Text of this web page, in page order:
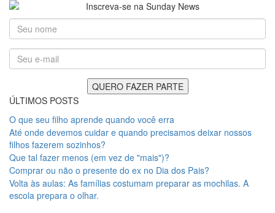
ÚLTIMOS POSTS
O que seu filho aprende quando você erra
Até onde devemos cuidar e quando precisamos deixar nossos
filhos fazerem sozinhos?
Que tal fazer menos (em vez de "mais")?
Comprar ou não o presente do ex no Dia dos Pais?
Volta às aulas: As famílias costumam preparar as mochilas. A
escola prepara o olhar.